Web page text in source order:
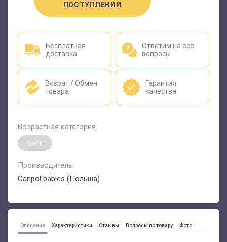
ПОСТУПЛЕНИИ
Бесплатная
доставка
Ответим на все
вопросы
Возрат / Обмен
товара
Гарантия
качества
Возрастная категория:
6m+
Производитель:
Canpol babies (Польша)
Описание Характеристики Отзывы Вопросы по товару Фото